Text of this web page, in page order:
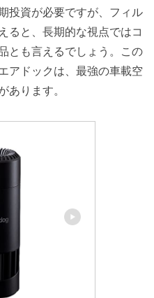
投資が必要ですが、フィル
ると、長期的な視点ではコ
とも言えるでしょう。この
アドックは、最強の車載空
あります。